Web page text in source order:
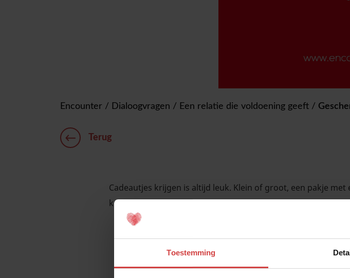
Toestemming
Encounter / Dialoogvragen / Een relatie die voldoening geeft /
Terug
Cadeautjes krijgen is altijd leuk. Klein of groot, een pakje
krijgen en geven elkaar ook veel niet tastbare geschenken.